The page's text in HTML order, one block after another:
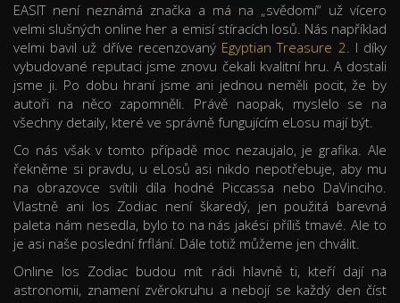
EASIT není neznámá značka a má na „svědomí“ už vícero
velmi slušných online her a emisí stíracích losů. Nás například
velmi bavil už dříve recenzovaný Egyptian Treasure 2. I díky
vybudované reputaci jsme znovu čekali kvalitní hru. A dostali
jsme ji. Po dobu hraní jsme ani jednou neměli pocit, že by
autoři na něco zapomněli. Právě naopak, myslelo se na
všechny detaily, které ve správně fungujícím eLosu mají být.
Co nás však v tomto případě moc nezaujalo, je grafika. Ale
řekněme si pravdu, u eLosů asi nikdo nepotřebuje, aby mu
na obrazovce svítili díla hodné Piccassa nebo DaVinciho.
Vlastně ani los Zodiac není škaredý, jen použitá barevná
paleta nám nesedla, bylo to na nás jakési příliš tmavé. Ale to
je asi naše poslední frflání. Dále totiž můžeme jen chválit.
Online los Zodiac budou mít rádi hlavně ti, kteří dají na
astronomii, znamení zvěrokruhu a nebojí se každý den číst